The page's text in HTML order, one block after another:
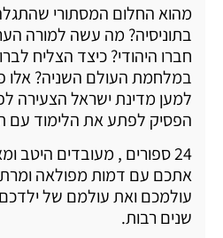
מהוא החלום המסתורי
בתוניסיה? מה עשה למורה
חברו היהודי? כיצד הצליח
במלחמת העולם השניה? אלו
למען מדינת ישראל הצעירה
הפסיק לפתע את הלימוד עם
24 ספורים , מעובדים היטב
אתכם עם דמות מפולאה
עולמכם ואת עולמם של
שנים רבות.